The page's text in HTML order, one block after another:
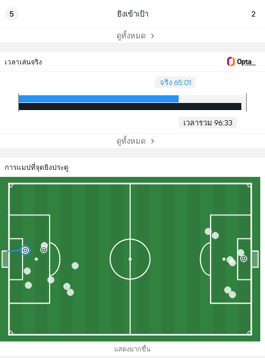
5 ยิงเข้าเป้า 2
ดูทั้งหมด
เวลาเล่นจริง
จริง 65:01
เวลารวม 96:33
ดูทั้งหมด
การแมปที่จุดยิงประตู
แสดงมากขึ้น